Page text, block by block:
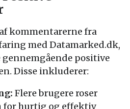
kommentarerne fra
med Datamarked.dk,
gennemgående positive
Disse inkluderer:
Flere brugere roser
for hurtig og effektiv